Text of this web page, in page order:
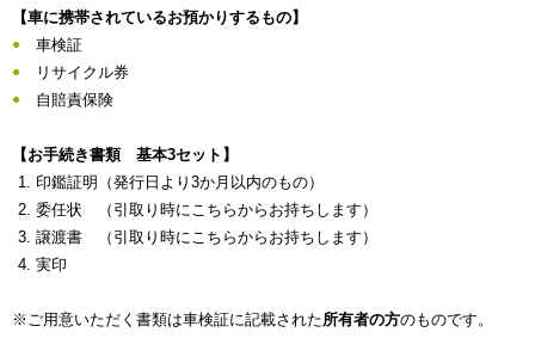
【車に携帯されているお預かりするもの】
車検証
リサイクル券
自賠責保険
【お手続き書類 基本3セット】
印鑑証明（発行日より3か月以内のもの）
委任状 （引取り時にこちらからお持ちします）
譲渡書 （引取り時にこちらからお持ちします）
実印
※ご用意いただく書類は車検証に記載された所有者の方のものです。